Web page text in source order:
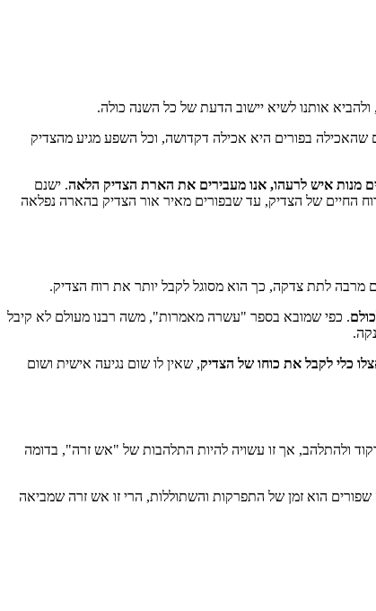
אותנו לשיא יישוב הדעת של כל השנה כולה.
שהאכילה בפורים היא אכילה דקדושה, וכל השפע מגיע מהצדיק
מנות איש לרעהו, אנו מעבירים את הארת הצדיק הלאה. ישנם
החיים של הצדיק, עד שבפורים מאיר אור הצדיק בהארה נפלאה
מרבה לתת צדקה, כך הוא מסוגל לקבל יותר את רוח הצדיק.
. כפי שמובא בספר "עשרה מאמרות", משה רבנו מעולם לא קיבל
כלי לקבל את כוחו של הצדיק, שאין לו שום נגיעה אישית ושום
ולהתלהב, אך זו עשויה להיות התלהבות של "אש זרה", בדומה
הוא זמן של התפרקות והשתוללות, הרי זו אש זרה שמביאה